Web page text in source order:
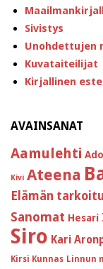
Sivistys
Unohdettujen
Kuvataiteilijat
Kirjallinen
AVAINSANAT
Aamulehti
Kivi Ateena
Elämän
Sanomat Hesari
Siro Kari
Kirsi Kunnas Linnun